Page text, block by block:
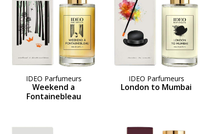
IDEO Parfumeurs
Weekend a
Fontainebleau
IDEO Parfumeurs
London to Mumbai